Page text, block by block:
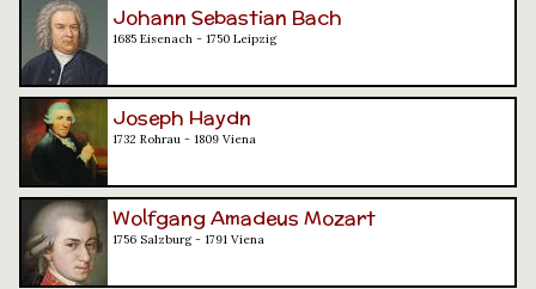
Johann Sebastian Bach
1685 Eisenach - 1750 Leipzig
Joseph Haydn
1732 Rohrau - 1809 Viena
Wolfgang Amadeus Mozart
1756 Salzburg - 1791 Viena